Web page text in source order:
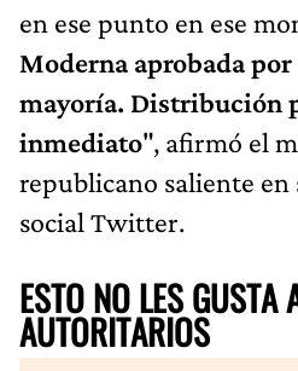
en ese punto en ese
Moderna aprobada
mayoría. Distribución
inmediato", afirmó el
republicano saliente en
social Twitter.
ESTO NO LES GUSTA
AUTORITARIOS